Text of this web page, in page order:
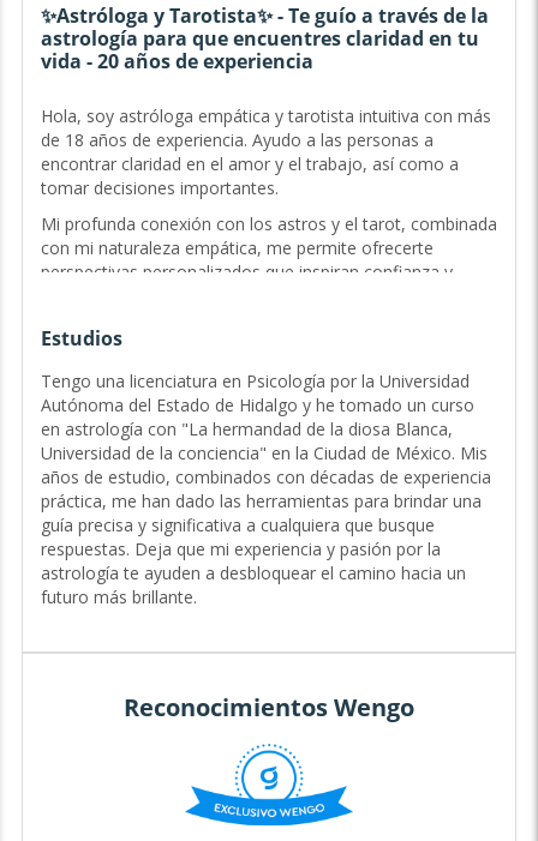
✨Astróloga y Tarotista✨ - Te guío a través de la
astrología para que encuentres claridad en tu
vida - 20 años de experiencia
Hola, soy astróloga empática y tarotista intuitiva con más
de 18 años de experiencia. Ayudo a las personas a
encontrar claridad en el amor y el trabajo, así como a
tomar decisiones importantes.
Mi profunda conexión con los astros y el tarot, combinada
con mi naturaleza empática, me permite ofrecerte
perspectivas personalizados que inspiran confianza y
camino. Conmigo no solo obtendrás consejos, sino que
tu viaje.
Cuando se trata de amor, puedo ayudarte a descubrir las
respuestas que has estado buscando.
Si te preguntas si has conocido a tu alma gemela, si te
encuentras en una relación difícil o si buscas orientación
sobre cómo atraer a la pareja correcta, usaré la sabiduría
de los astros y del tarot para brindarte claridad y dirección.
Puedo ayudarte a comprender la compatibilidad con tu
tiene por qué ser confuso: permíteme ayudarte a
encontrar la claridad y la plenitud que mereces❤️
Estudios
Tengo una licenciatura en Psicología por la Universidad
Autónoma del Estado de Hidalgo y he tomado un curso
en astrología con "La hermandad de la diosa Blanca,
Universidad de la conciencia" en la Ciudad de México. Mis
años de estudio, combinados con décadas de experiencia
práctica, me han dado las herramientas para brindar una
guía precisa y significativa a cualquiera que busque
respuestas. Deja que mi experiencia y pasión por la
astrología te ayuden a desbloquear el camino hacia un
futuro más brillante.
Reconocimientos Wengo